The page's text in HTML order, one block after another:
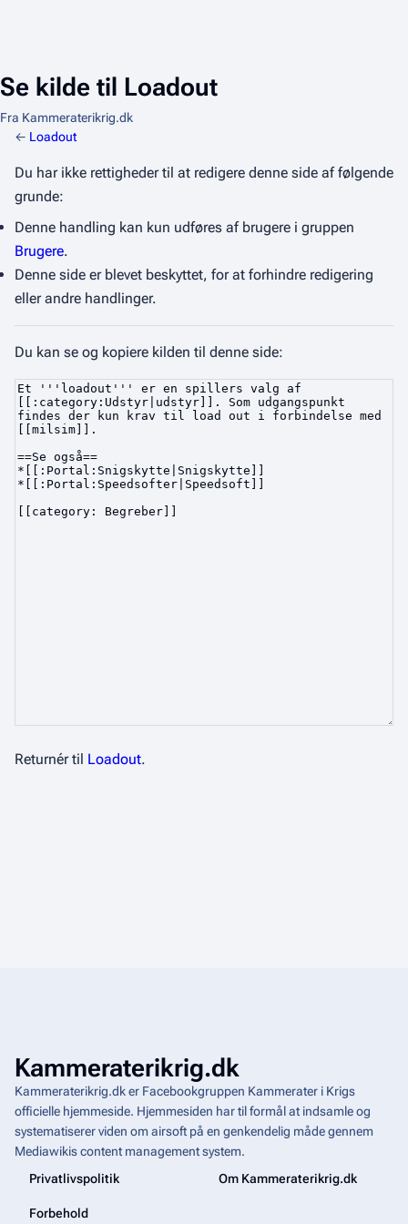
Se kilde til Loadout
Fra Kammeraterikrig.dk
← Loadout
Du har ikke rettigheder til at redigere denne side af følgende
grunde:
Denne handling kan kun udføres af brugere i gruppen
Brugere.
Denne side er blevet beskyttet, for at forhindre redigering
eller andre handlinger.
Du kan se og kopiere kilden til denne side:
Returnér til Loadout.
Kammeraterikrig.dk
Kammeraterikrig.dk er Facebookgruppen Kammerater i Krigs
officielle hjemmeside. Hjemmesiden har til formål at indsamle og
systematiserer viden om airsoft på en genkendelig måde gennem
Mediawikiscontent management system.
Privatlivspolitik
Om Kammeraterikrig.dk
Forbehold